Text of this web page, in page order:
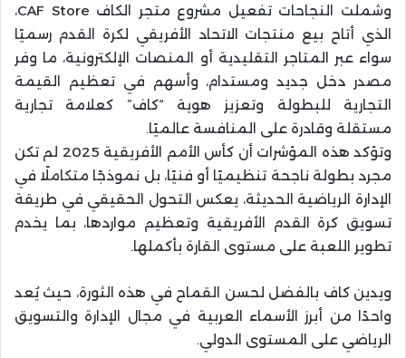
وشملت النجاحات تفعيل مشروع متجر الكاف CAF Store،
الذي أتاح بيع منتجات الاتحاد الأفريقي لكرة القدم رسميًا
سواء عبر المتاجر التقليدية أو المنصات الإلكترونية، ما وفر
مصدر دخل جديد ومستدام، وأسهم في تعظيم القيمة
التجارية للبطولة وتعزيز هوية “كاف” كعلامة تجارية
مستقلة وقادرة على المنافسة عالميًا.
وتؤكد هذه المؤشرات أن كأس الأمم الأفريقية 2025 لم تكن
مجرد بطولة ناجحة تنظيميًا أو فنيًا، بل نموذجًا متكاملًا في
الإدارة الرياضية الحديثة، يعكس التحول الحقيقي في طريقة
تسويق كرة القدم الأفريقية وتعظيم مواردها، بما يخدم
تطوير اللعبة على مستوى القارة بأكملها.
ويدين كاف بالفضل لحسن القماح في هذه الثورة، حيث يُعد
واحدًا من أبرز الأسماء العربية في مجال الإدارة والتسويق
الرياضي على المستوى الدولي.